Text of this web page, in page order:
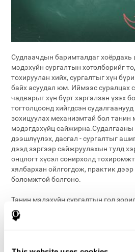
Судлаачдын баримталдаг хоёрдахь
мэдэхүйн сургалтын хөтөлбөрийг
тохируулан хийх, сургалтыг хүн
байх асуудал юм. Иймээс суралцах
чадварыг хүн бүрт харгалзан үзэх
тогтолцоонд хийгдсэн
зохицуулах механизмтай бол танин
мэдэгдэхүйц
дээшлүүлэх, дасгал - сургалтыг
дээд зэргээр сайжруулахын тулд
онцлогт хүсэл сонирхолд
хялбархан ойлгогдож, практик
боломжтой болгоно.
Танин мэдэхүйн сургалтын гол
хувийн санхүүгээ зохицуулах, эм
чадварыг хадгалах зэрэг аливаа